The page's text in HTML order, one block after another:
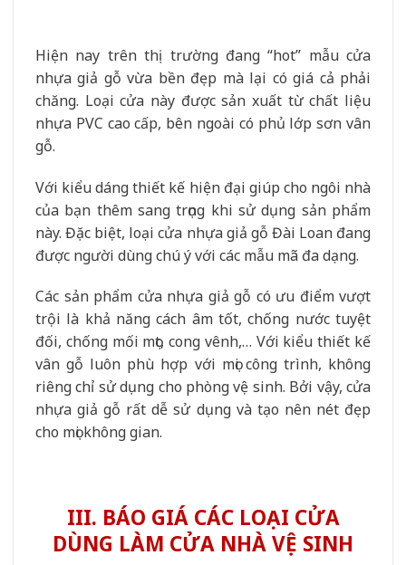
Hiện nay trên thị trường đang “hot” mẫu cửa
nhựa giả gỗ vừa bền đẹp mà lại có giá cả phải
chăng. Loại cửa này được sản xuất từ chất liệu
nhựa PVC cao cấp, bên ngoài có phủ lớp sơn vân
gỗ.
Với kiểu dáng thiết kế hiện đại giúp cho ngôi nhà
của bạn thêm sang trọng khi sử dụng sản phẩm
này. Đặc biệt, loại cửa nhựa giả gỗ Đài Loan đang
được người dùng chú ý với các mẫu mã đa dạng.
Các sản phẩm cửa nhựa giả gỗ có ưu điểm vượt
trội là khả năng cách âm tốt, chống nước tuyệt
đối, chống mối mọt, cong vênh,… Với kiểu thiết kế
vân gỗ luôn phù hợp với mọi công trình, không
riêng chỉ sử dụng cho phòng vệ sinh. Bởi vậy, cửa
nhựa giả gỗ rất dễ sử dụng và tạo nên nét đẹp
cho mọi không gian.
III. BÁO GIÁ CÁC LOẠI CỬA
DÙNG LÀM CỬA NHÀ VỆ SINH